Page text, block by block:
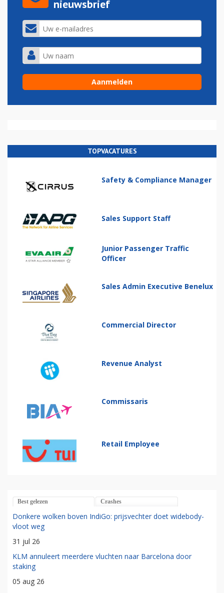
nieuwsbrief
TOPVACATURES
Safety & Compliance Manager
Sales Support Staff
Junior Passenger Traffic
Officer
Sales Admin Executive Benelux
Commercial Director
Revenue Analyst
Commissaris
Retail Employee
Best gelezen Crashes
Donkere wolken boven IndiGo: prijsvechter doet widebody-
vloot weg
31 jul 26
KLM annuleert meerdere vluchten naar Barcelona door
staking
05 aug 26